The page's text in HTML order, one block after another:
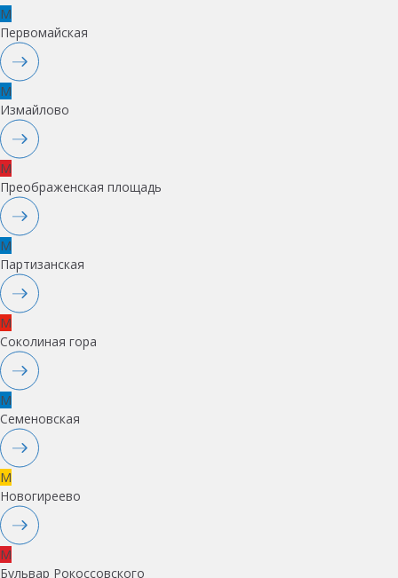
M
Первомайская
M
Измайлово
M
Преображенская площадь
M
Партизанская
M
Соколиная гора
M
Семеновская
M
Новогиреево
M
Бульвар Рокоссовского